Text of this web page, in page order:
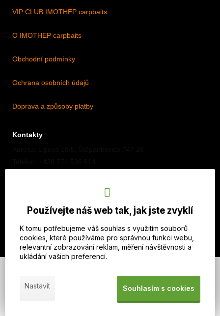
VIP CLUB IMOTHEP carpbaits
O IMOTHEP carpbaits
Obchodní podmínky
Ochrana osobních údajů
Doprava a způsoby platby
Kontakty
Náš Instagram
Používejte náš web tak, jak jste zvyklí
K tomu potřebujeme váš souhlas s využitím souborů
cookies, které používáme pro správnou funkci webu,
relevantní zobrazování reklam, měření návštěvnosti a
ukládání vašich preferencí.
Nastavit Souhlasím s cookies